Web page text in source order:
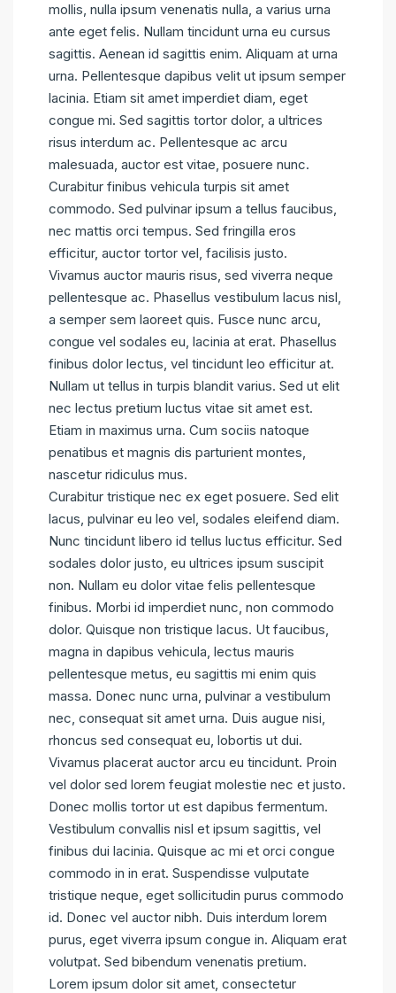
mollis, nulla ipsum venenatis nulla, a varius urna
ante eget felis. Nullam tincidunt urna eu cursus
sagittis. Aenean id sagittis enim. Aliquam at urna
urna. Pellentesque dapibus velit ut ipsum semper
lacinia. Etiam sit amet imperdiet diam, eget
congue mi. Sed sagittis tortor dolor, a ultrices
risus interdum ac. Pellentesque ac arcu
malesuada, auctor est vitae, posuere nunc.
Curabitur finibus vehicula turpis sit amet
commodo. Sed pulvinar ipsum a tellus faucibus,
nec mattis orci tempus. Sed fringilla eros
efficitur, auctor tortor vel, facilisis justo.
Vivamus auctor mauris risus, sed viverra neque
pellentesque ac. Phasellus vestibulum lacus nisl,
a semper sem laoreet quis. Fusce nunc arcu,
congue vel sodales eu, lacinia at erat. Phasellus
finibus dolor lectus, vel tincidunt leo efficitur at.
Nullam ut tellus in turpis blandit varius. Sed ut elit
nec lectus pretium luctus vitae sit amet est.
Etiam in maximus urna. Cum sociis natoque
penatibus et magnis dis parturient montes,
nascetur ridiculus mus.
Curabitur tristique nec ex eget posuere. Sed elit
lacus, pulvinar eu leo vel, sodales eleifend diam.
Nunc tincidunt libero id tellus luctus efficitur. Sed
sodales dolor justo, eu ultrices ipsum suscipit
non. Nullam eu dolor vitae felis pellentesque
finibus. Morbi id imperdiet nunc, non commodo
dolor. Quisque non tristique lacus. Ut faucibus,
magna in dapibus vehicula, lectus mauris
pellentesque metus, eu sagittis mi enim quis
massa. Donec nunc urna, pulvinar a vestibulum
nec, consequat sit amet urna. Duis augue nisi,
rhoncus sed consequat eu, lobortis ut dui.
Vivamus placerat auctor arcu eu tincidunt. Proin
vel dolor sed lorem feugiat molestie nec et justo.
Donec mollis tortor ut est dapibus fermentum.
Vestibulum convallis nisl et ipsum sagittis, vel
finibus dui lacinia. Quisque ac mi et orci congue
commodo in in erat. Suspendisse vulputate
tristique neque, eget sollicitudin purus commodo
id. Donec vel auctor nibh. Duis interdum lorem
purus, eget viverra ipsum congue in. Aliquam erat
volutpat. Sed bibendum venenatis pretium.
Lorem ipsum dolor sit amet, consectetur